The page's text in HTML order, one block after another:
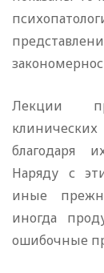
Лекции
благодаря
Наряду с
иные
иногда
ошибочные